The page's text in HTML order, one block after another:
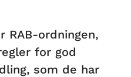
RAB-ordningen,
for god
som de har